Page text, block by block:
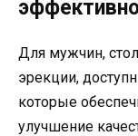
Для мужчин,
эрекции,
которые
улучшение